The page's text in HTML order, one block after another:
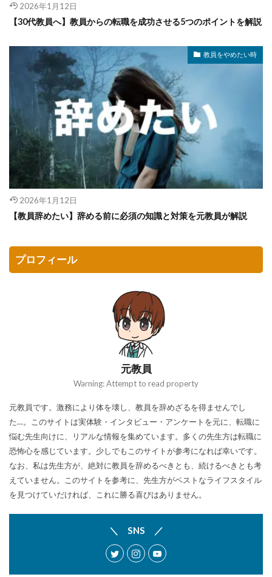
2026年1月12日
【30代教員へ】教員からの転職を成功させる5つのポイントを解説
教員をやめたい時
2026年1月12日
【教員辞めたい】辞める前に必須の知識と対策を元教員が解説
プロフィール
元教員
Warning: Attempt to read property
元教員です。激務により体を壊し、教員を辞めざるを得ませんでし
た…。このサイトは実体験・インタビュー・アンケートを元に、転職に
悩む先生向けに、リアルな情報を集めています。多くの先生方は転職に
恐怖心を感じています。少しでもこのサイトが参考になれば幸いです。
なお、私は先生方が、絶対に教員を辞めるべきとも、続けるべきとも考
えていません。このサイトを参考に、先生方がベストなライフスタイル
を見つけていだければ、これに勝る喜びはありません。
＼ SNS ／